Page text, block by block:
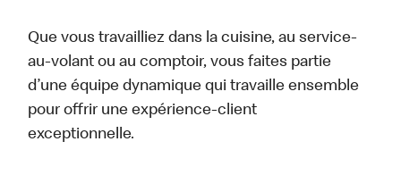
Que vous travailliez dans la cuisine, au service-
au-volant ou au comptoir, vous faites partie
d’une équipe dynamique qui travaille ensemble
pour offrir une expérience-client
exceptionnelle.